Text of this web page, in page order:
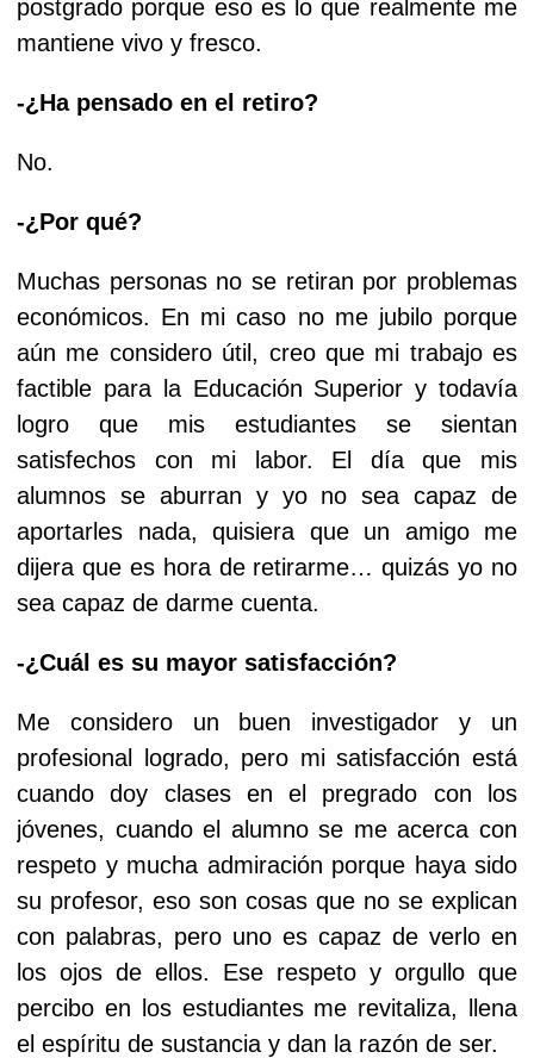
postgrado porque eso es lo que realmente me
mantiene vivo y fresco.
-¿Ha pensado en el retiro?
No.
-¿Por qué?
Muchas personas no se retiran por problemas
económicos. En mi caso no me jubilo porque
aún me considero útil, creo que mi trabajo es
factible para la Educación Superior y todavía
logro que mis estudiantes se sientan
satisfechos con mi labor. El día que mis
alumnos se aburran y yo no sea capaz de
aportarles nada, quisiera que un amigo me
dijera que es hora de retirarme… quizás yo no
sea capaz de darme cuenta.
-¿Cuál es su mayor satisfacción?
Me considero un buen investigador y un
profesional logrado, pero mi satisfacción está
cuando doy clases en el pregrado con los
jóvenes, cuando el alumno se me acerca con
respeto y mucha admiración porque haya sido
su profesor, eso son cosas que no se explican
con palabras, pero uno es capaz de verlo en
los ojos de ellos. Ese respeto y orgullo que
percibo en los estudiantes me revitaliza, llena
el espíritu de sustancia y dan la razón de ser.